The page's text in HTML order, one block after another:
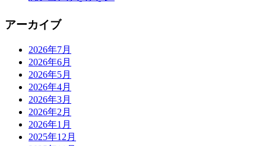
アーカイブ
2026年7月
2026年6月
2026年5月
2026年4月
2026年3月
2026年2月
2026年1月
2025年12月